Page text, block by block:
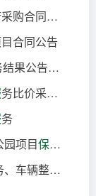
6分钟前
合同公告
6分钟前
合同公告
7分钟前
公告（采购包1）
8分钟前
务比价采购公告
务
9分钟前
项目保洁服
9分钟前
整备、折返线保洁以及座椅套清洗和维修项目